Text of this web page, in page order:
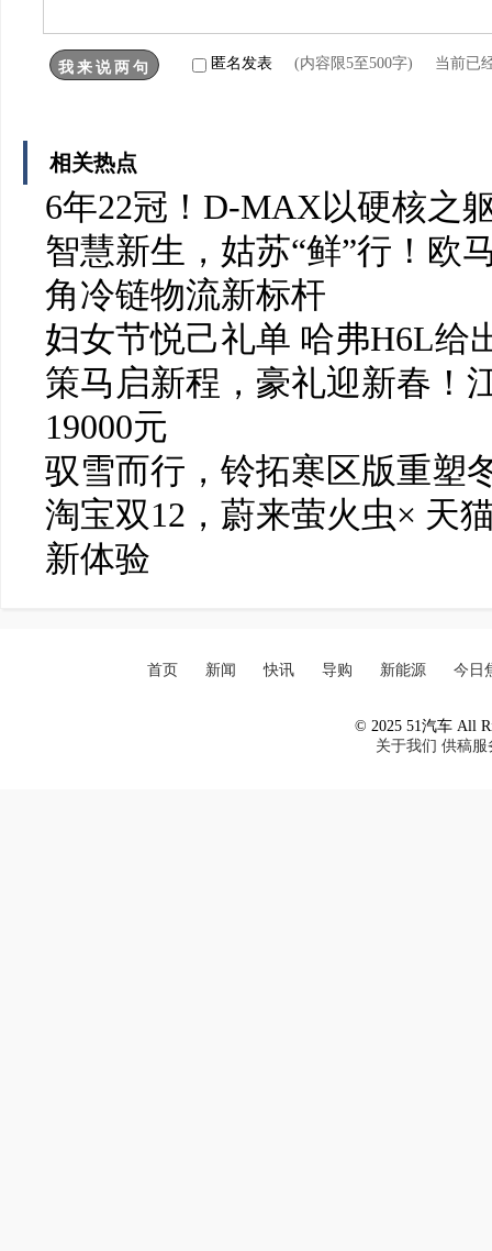
匿名发表 (内容限5至500字) 当前已
相关热点
6年22冠！D-MAX以硬核之
智慧新生，姑苏“鲜”行！欧
角冷链物流新标杆
妇女节悦己礼单 哈弗H6L给
策马启新程，豪礼迎新春！
19000元
驭雪而行，铃拓寒区版重塑
淘宝双12，蔚来萤火虫× 天
新体验
首页 新闻 快讯 导购 新能源 今日
© 2025 51汽车 All
关于我们 供稿服